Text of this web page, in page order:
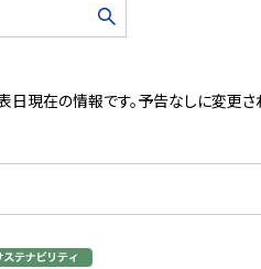
現在の情報です。予告なしに変更さ